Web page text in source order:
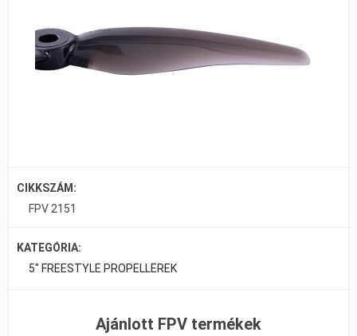
CIKKSZÁM:
FPV 2151
KATEGÓRIA:
5" FREESTYLE PROPELLEREK
Ajánlott FPV termékek